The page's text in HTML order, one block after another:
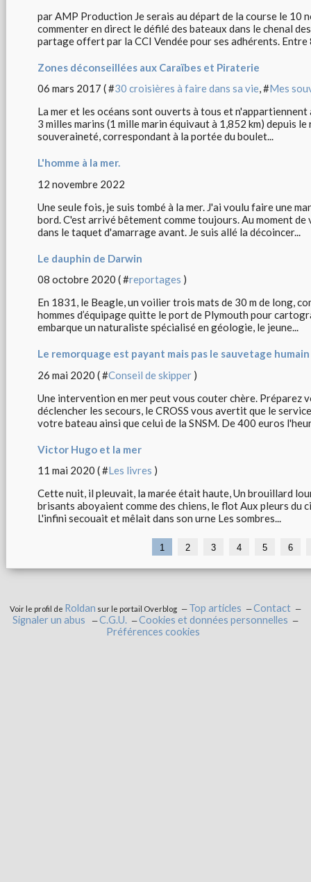
par AMP Production Je serais au départ de la course le 10
commenter en direct le défilé des bateaux dans le chenal
partage offert par la CCI Vendée pour ses adhérents. Entre
Zones déconseillées aux Caraïbes et Piraterie
06 mars 2017 ( #30 croisières à faire dans sa vie, #Mes
La mer et les océans sont ouverts à tous et n'appartiennent
3 milles marins (1 mille marin équivaut à 1,852 km) depuis
souveraineté, correspondant à la portée du boulet...
L'homme à la mer.
12 novembre 2022
Une seule fois, je suis tombé à la mer. J'ai voulu faire une
bord. C'est arrivé bêtement comme toujours. Au moment
dans le taquet d'amarrage avant. Je suis allé la décoincer...
Le dauphin de Darwin
08 octobre 2020 ( #reportages )
En 1831, le Beagle, un voilier trois mats de 30 m de long,
hommes d’équipage quitte le port de Plymouth pour
embarque un naturaliste spécialisé en géologie, le jeune...
Le remorquage est payant mais pas le sauvetage
26 mai 2020 ( #Conseil de skipper )
Une intervention en mer peut vous couter chère. Préparez
déclencher les secours, le CROSS vous avertit que le
votre bateau ainsi que celui de la SNSM. De 400 euros
Victor Hugo et la mer
11 mai 2020 ( #Les livres )
Cette nuit, il pleuvait, la marée était haute, Un brouillard
brisants aboyaient comme des chiens, le flot Aux pleurs
L'infini secouait et mêlait dans son urne Les sombres...
1 2 3 4 5 6
Voir le profil de Roldan sur le portail Overblog Top articles
Contact
Signaler un abus
C.G.U.
Cookies et données personnelles
Préférences cookies